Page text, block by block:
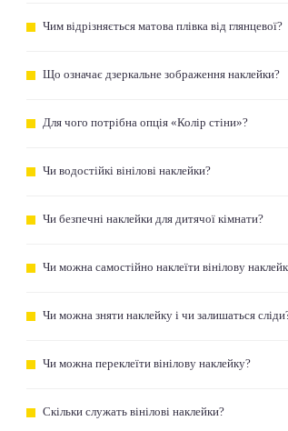
Чим відрізняється матова плівка від глянцевої?
Що означає дзеркальне зображення наклейки?
Для чого потрібна опція «Колір стіни»?
Чи водостійкі вінілові наклейки?
Чи безпечні наклейки для дитячої кімнати?
Чи можна самостійно наклеїти вінілову
Чи можна зняти наклейку і чи залишаться
Чи можна переклеїти вінілову наклейку?
Скільки служать вінілові наклейки?